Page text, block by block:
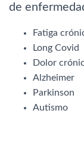
de
Fatiga
Long Covid
Dolor
Alzheimer
Parkinson
Autismo